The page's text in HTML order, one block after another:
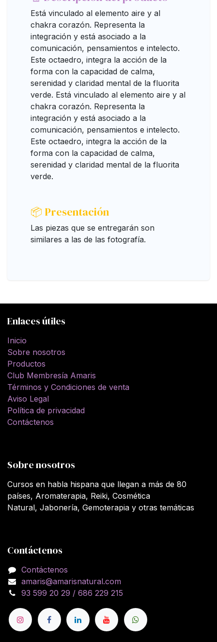
Está vinculado al elemento aire y al
chakra corazón. Representa la
integración y está asociado a la
comunicación, pensamientos e intelecto.
Este octaedro, integra la acción de la
forma con la capacidad de calma,
serenidad y claridad mental de la fluorita
verde. Está vinculado al elemento aire y al
chakra corazón. Representa la
integración y está asociado a la
comunicación, pensamientos e intelecto.
Este octaedro, integra la acción de la
forma con la capacidad de calma,
serenidad y claridad mental de la fluorita
verde.
📦 Presentación
Las piezas que se entregarán son
similares a las de las fotografí­a.
Enlaces útiles
Inicio
Sobre nosotros
Productos
Club Membresía Amaris
Términos y Condiciones de venta
Aviso Legal
Política de privacidad
Contáctenos
Sobre nosotros
Cursos en habla hispana que llegan a más de 80
países, Aromaterapia, Reiki, Cosmética
Natural, Jabonería, Gemoterapia y otras temáticas
Contáctenos
Contáctenos
amaris@amarisnatural.com
93 599 20 29 / 686 229 215